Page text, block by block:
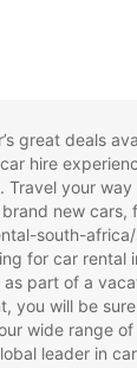
great deals
hire
Travel your
new cars,
south-
for car rental
part of a
you will be
wide range
leader in